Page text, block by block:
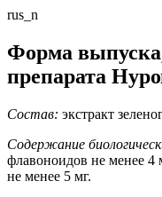
rus_n
Форма
препарата
Состав: экстракт
Содержание
флавоноидов не менее 4
не менее 5 мг.